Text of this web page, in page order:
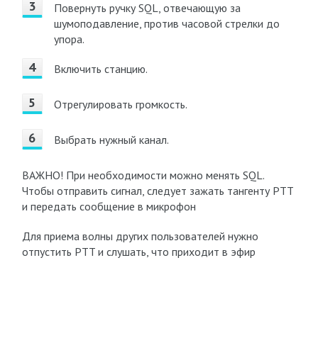
Повернуть ручку SQL, отвечающую за
шумоподавление, против часовой стрелки до
упора.
Включить станцию.
Отрегулировать громкость.
Выбрать нужный канал.
ВАЖНО! При необходимости можно менять SQL.
Чтобы отправить сигнал, следует зажать тангенту PTT
и передать сообщение в микрофон
Для приема волны других пользователей нужно
отпустить PTT и слушать, что приходит в эфир